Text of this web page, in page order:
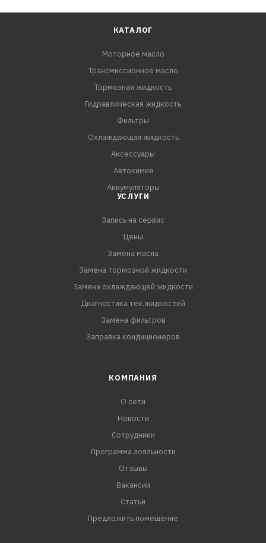
КАТАЛОГ
Моторное масло
Трансмиссионное масло
Тормозная жидкость
Гидравлическая жидкость
Фильтры
Охлаждающая жидкость
Аксессуары
Автохимия
Аккумуляторы
УСЛУГИ
Запись на сервис
Цены
Замена масла
Замена тормозной жидкости
Замена охлаждающей жидкости
Диагностика тех.жидкостей
Замена фильтров
Заправка кондиционеров
КОМПАНИЯ
О сети
Новости
Сотрудники
Программа лояльности
Отзывы
Вакансии
Статьи
Предложить помещение